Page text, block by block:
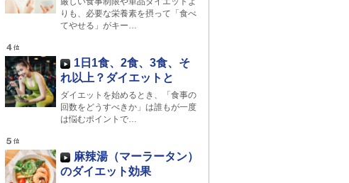
りも、必要な栄養素を摂って「食べ
てやせる」がキー…
1日1食、2食、3食、そ
れ以上？ダイエットと
ダイエットを始めるとき、「食事の
回数をどうすべきか」は誰もが一度
は悩むポイントで…
麻辣湯（マーラータン）
のダイエット効果